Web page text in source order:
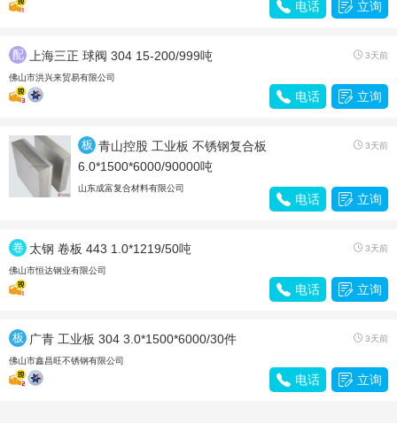
 电话  立询
配
件
上海三正 球阀 304 15-200/999吨  3天前
佛山市洪兴来贸易有限公司
 电话  立询
板
材
青山控股 工业板 不锈钢复合板
6.0*1500*6000/90000吨
 3天前
山东成富复合材料有限公司
 电话  立询
卷
带
太钢 卷板 443 1.0*1219/50吨  3天前
佛山市恒达钢业有限公司
 电话  立询
板
材
广青 工业板 304 3.0*1500*6000/30件  3天前
佛山市鑫昌旺不锈钢有限公司
 电话  立询